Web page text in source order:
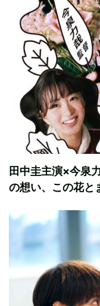
田中圭主演×今泉
の想い、この花と